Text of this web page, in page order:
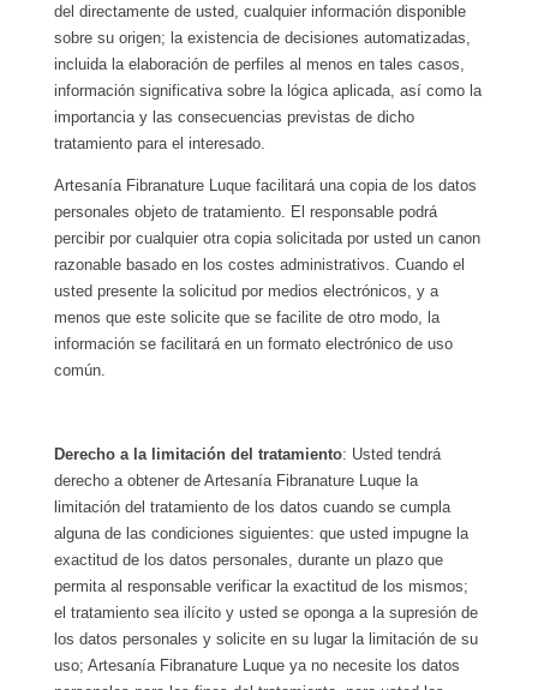
del directamente de usted, cualquier información disponible
sobre su origen; la existencia de decisiones automatizadas,
incluida la elaboración de perfiles al menos en tales casos,
información significativa sobre la lógica aplicada, así como la
importancia y las consecuencias previstas de dicho
tratamiento para el interesado.
Artesanía Fibranature Luque facilitará una copia de los datos
personales objeto de tratamiento. El responsable podrá
percibir por cualquier otra copia solicitada por usted un canon
razonable basado en los costes administrativos. Cuando el
usted presente la solicitud por medios electrónicos, y a
menos que este solicite que se facilite de otro modo, la
información se facilitará en un formato electrónico de uso
común.
Derecho a la limitación del tratamiento: Usted tendrá
derecho a obtener de Artesanía Fibranature Luque la
limitación del tratamiento de los datos cuando se cumpla
alguna de las condiciones siguientes: que usted impugne la
exactitud de los datos personales, durante un plazo que
permita al responsable verificar la exactitud de los mismos;
el tratamiento sea ilícito y usted se oponga a la supresión de
los datos personales y solicite en su lugar la limitación de su
uso; Artesanía Fibranature Luque ya no necesite los datos